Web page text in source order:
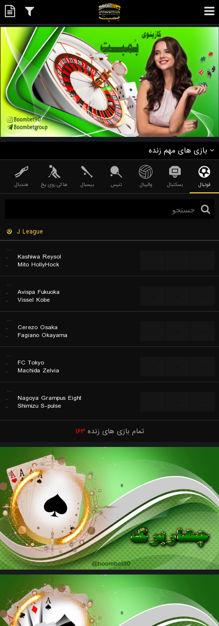
بازی های مهم زنده
فوتبال بسکتبال والیبال تنیس بیسبال هاکی روی یخ هندبال
J League
...
..
Kashiwa Reysol
..
Mito HollyHock
...
..
Avispa Fukuoka
..
Vissel Kobe
...
..
Cerezo Osaka
..
Fagiano Okayama
...
..
FC Tokyo
..
Machida Zelvia
...
..
Nagoya Grampus Eight
..
Shimizu S-pulse
تمام بازی های زنده ۱۶۳